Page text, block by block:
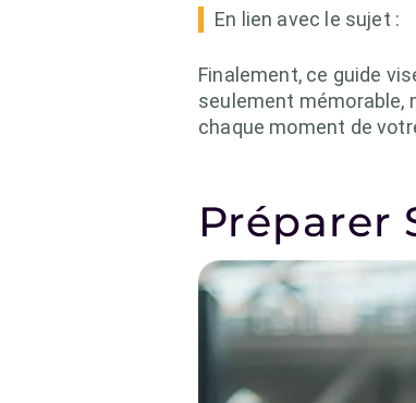
En lien avec le sujet :
Finalement, ce guide
seulement mémorable,
chaque moment de
Préparer